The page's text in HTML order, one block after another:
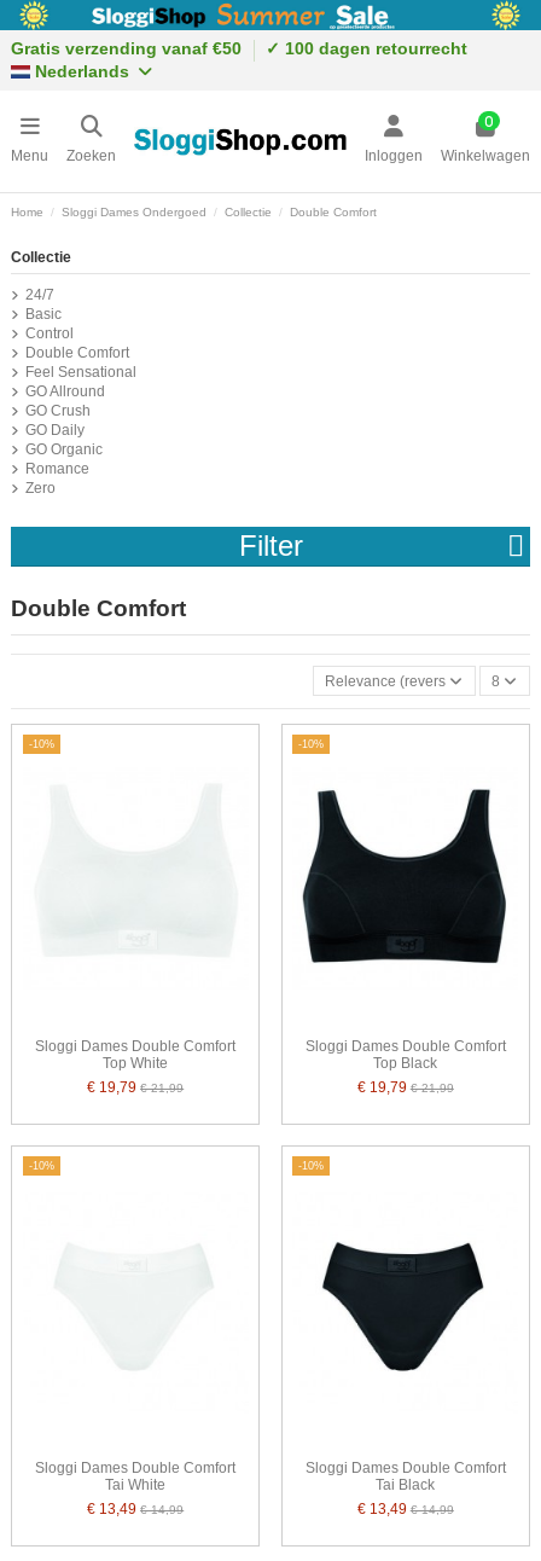
Gratis verzending vanaf €50
✓ 100 dagen retourrecht
Nederlands
Menu Zoeken Inloggen
0
Winkelwagen
Home Sloggi Dames Ondergoed Collectie Double Comfort
Double Comfort
Relevance (reverse) 8
-10%
Sloggi Dames Double Comfort
Top White
€ 19,79€ 21,99
-10%
Sloggi Dames Double Comfort
Top Black
€ 19,79€ 21,99
-10%
Sloggi Dames Double Comfort
Tai White
€ 13,49€ 14,99
-10%
Sloggi Dames Double Comfort
Tai Black
€ 13,49€ 14,99
Collectie
24/7
Basic
Control
Double Comfort
Feel Sensational
GO Allround
GO Crush
GO Daily
GO Organic
Romance
Zero
Filter